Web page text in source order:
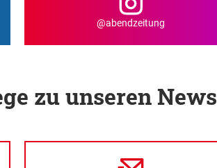
@abendzeitung
zu unseren News